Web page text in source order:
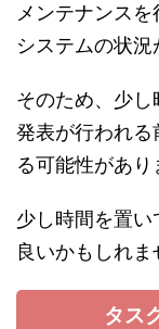
メンテナンス
システムの状況
そのため、少
発表が行われ
る可能性があり
少し時間を置
良いかもしれま
タス